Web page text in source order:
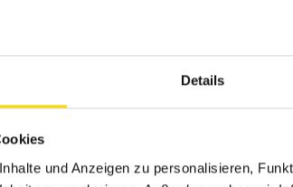
Details
und Anzeigen zu personalisieren,
Ausbildung bei uns!
doch gleich und werde Teil unseres